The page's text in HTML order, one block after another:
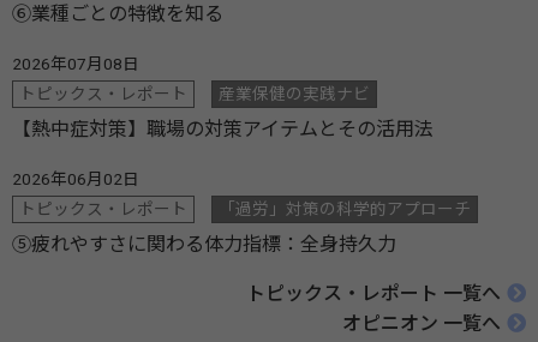
⑥業種ごとの特徴を知る
2026年07月08日
トピックス・レポート
産業保健の実践ナビ
【熱中症対策】職場の対策アイテムとその活用法
2026年06月02日
トピックス・レポート
「過労」対策の科学的アプローチ
⑤疲れやすさに関わる体力指標：全身持久力
トピックス・レポート 一覧へ
オピニオン 一覧へ